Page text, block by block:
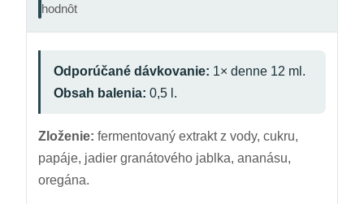
hodnôt
Odporúčané dávkovanie: 1× denne 12 ml.
Obsah balenia: 0,5 l.
Zloženie: fermentovaný extrakt z vody, cukru,
papáje, jadier granátového jablka, ananásu,
oregána.